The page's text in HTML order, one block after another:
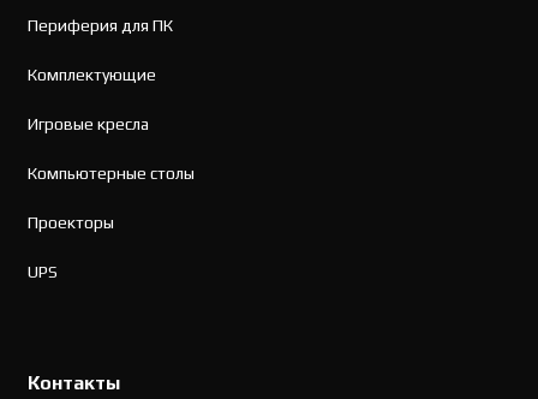
Периферия для ПК
Комплектующие
Игровые кресла
Компьютерные столы
Проекторы
UPS
Контакты